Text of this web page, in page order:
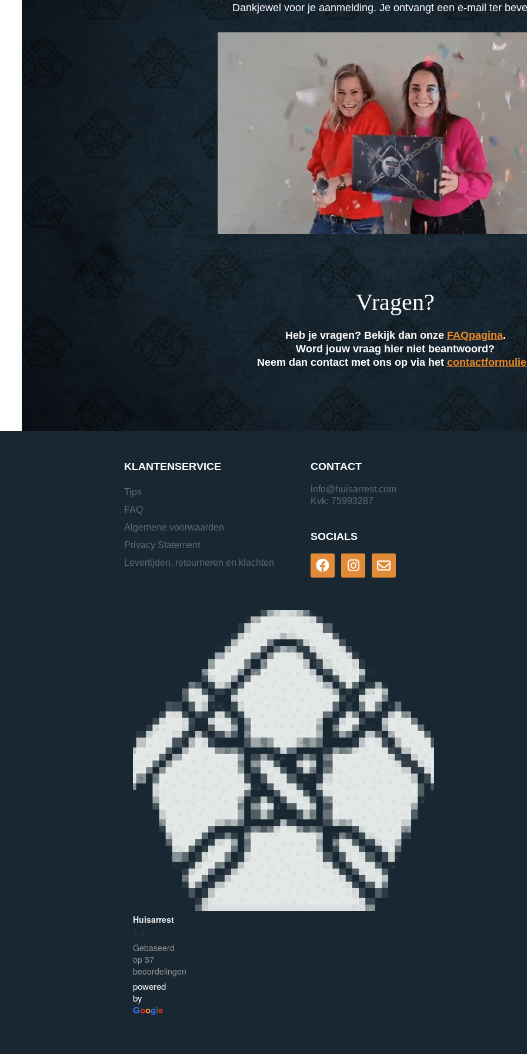
Dankjewel voor je aanmelding. Je ontvangt een e-mail ter
Vragen?
Heb je vragen? Bekijk dan onze FAQpagina.
Word jouw vraag hier niet beantwoord?
Neem dan contact met ons op via het
KLANTENSERVICE
Tips
FAQ
Algemene voorwaarden
Privacy Statement
Levertijden, retourneren en klachten
Huisarrest
4.8
Gebaseerd
op 37
beoordelingen
powered
by
Google
CONTACT
info@huisarrest.com
Kvk: 75993287
SOCIALS